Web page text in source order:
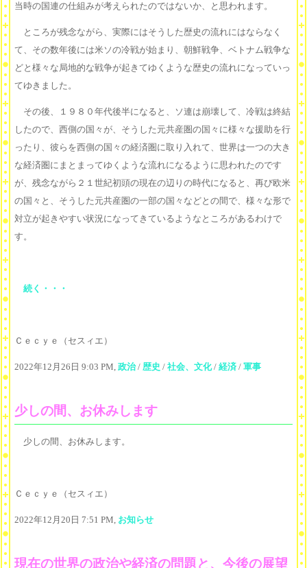
当時の国連の仕組みが考えられたのではないか、と思われます。
ところが残念ながら、実際にはそうした歴史の流れにはならなく
て、その数年後には米ソの冷戦が始まり、朝鮮戦争、ベトナム戦争な
どと様々な局地的な戦争が起きてゆくような歴史の流れになっていっ
てゆきました。
その後、１９８０年代後半になると、ソ連は崩壊して、冷戦は終結
したので、西側の国々が、そうした元共産圏の国々に様々な援助を行
ったり、彼らを西側の国々の経済圏に取り入れて、世界は一つの大き
な経済圏にまとまってゆくような流れになるように思われたのです
が、残念ながら２１世紀初頭の現在の辺りの時代になると、再び欧米
の国々と、そうした元共産圏の一部の国々などとの間で、様々な形で
対立が起きやすい状況になってきているようなところがあるわけで
す。
続く・・・
Ｃｅｃｙｅ（セスィエ）
2022年12月26日 9:03 PM, 政治/ 歴史 / 社会、文化/ 経済 / 軍事
少しの間、お休みします
少しの間、お休みします。
Ｃｅｃｙｅ（セスィエ）
2022年12月20日 7:51 PM, お知らせ
現在の世界の政治や経済の問題と、今後の展望